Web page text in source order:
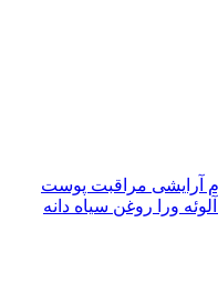
آرایشی مراقبت پوست
آلوئه‌ ورا روغن سیاه دانه